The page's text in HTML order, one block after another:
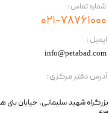
​ایمیل :
آدرس دفتر مرکزی :
info@petabad.com
شماره تماس :
۰۲۱-۷۸۷۶۱۰۰۰